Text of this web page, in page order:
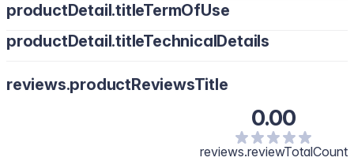
productDetail.titleTermOfUse
productDetail.titleTechnicalDetails
reviews.productReviewsTitle
0.00
reviews.reviewTotalCount